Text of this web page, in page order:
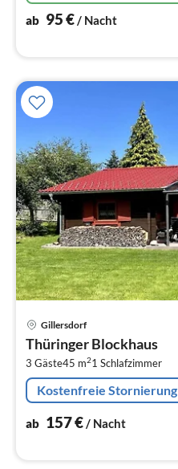
ab 95€/ Nacht
Gillersdorf
Thüringer Blockhaus
3 Gäste45 m21 Schlafzimmer
Kostenfreie Stornierung
ab 157€/ Nacht